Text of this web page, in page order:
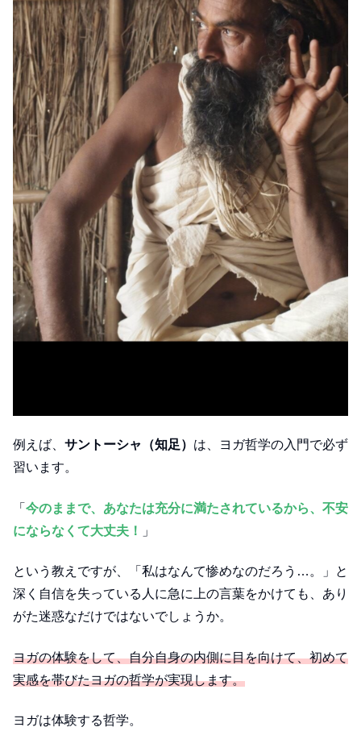
例えば、 サントーシャ（知足） は、ヨガ哲学の入門で必ず
習います。
「 今のままで、あなたは充分に満たされているから、不安
にならなくて大丈夫！
」
という教えですが、「私はなんて惨めなのだろう…。」と
深く自信を失っている人に急に上の言葉をかけても、あり
がた迷惑なだけではないでしょうか。
ヨガの体験をして、自分自身の内側に目を向けて、初めて
実感を帯びたヨガの哲学が実現します。
ヨガは体験する哲学。